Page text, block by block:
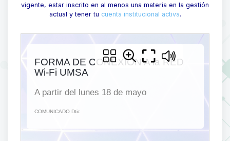
vigente, estar inscrito en al menos una materia en la gestión
actual y tener tu cuenta institucional activa.